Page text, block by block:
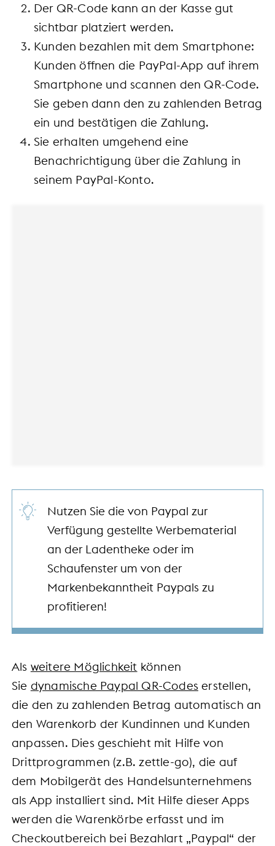
Der QR-Code kann an der Kasse gut
sichtbar platziert werden.
Kunden bezahlen mit dem Smartphone:
Kunden öffnen die PayPal-App auf ihrem
Smartphone und scannen den QR-Code.
Sie geben dann den zu zahlenden Betrag
ein und bestätigen die Zahlung.
Sie erhalten umgehend eine
Benachrichtigung über die Zahlung in
seinem PayPal-Konto.
Nutzen Sie die von Paypal zur
Verfügung gestellte Werbematerial
an der Ladentheke oder im
Schaufenster um von der
Markenbekanntheit Paypals zu
profitieren!
Als weitere Möglichkeit können
Sie dynamische Paypal QR-Codes erstellen,
die den zu zahlenden Betrag automatisch an
den Warenkorb der Kundinnen und Kunden
anpassen. Dies geschieht mit Hilfe von
Drittprogrammen (z.B. zettle-go), die auf
dem Mobilgerät des Handelsunternehmens
als App installiert sind. Mit Hilfe dieser Apps
werden die Warenkörbe erfasst und im
Checkoutbereich bei Bezahlart „Paypal“ der